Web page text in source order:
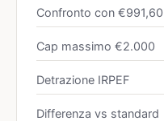
Confronto con €991,60
Cap massimo €2.000
Detrazione IRPEF
Differenza vs standard